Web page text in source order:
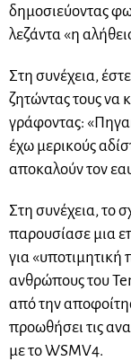
δημοσιεύοντας
λεζάντα «η
Στη συνέχεια,
ζητώντας τους να
γράφοντας:
έχω μερικούς
αποκαλούν τον
Στη συνέχεια, το
παρουσίασε μια
για
ανθρώπους του
από την
προωθήσει τις
με το WSMV4.